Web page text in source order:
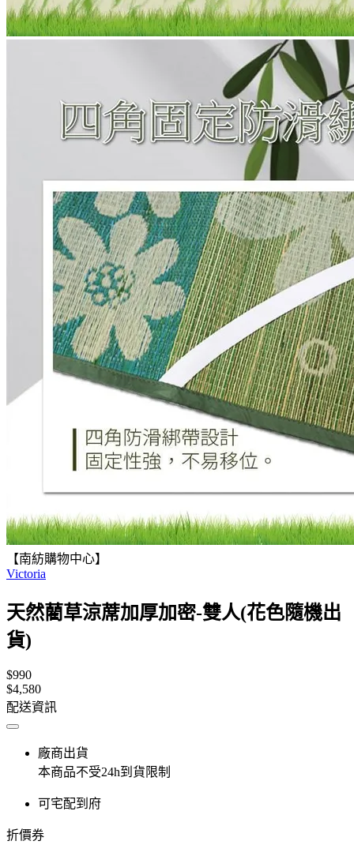
【南紡購物中心】
Victoria
天然藺草涼蓆加厚加密-雙人(花色隨機出
貨)
$990
$4,580
配送資訊
廠商出貨
本商品不受24h到貨限制
可宅配到府
折價券